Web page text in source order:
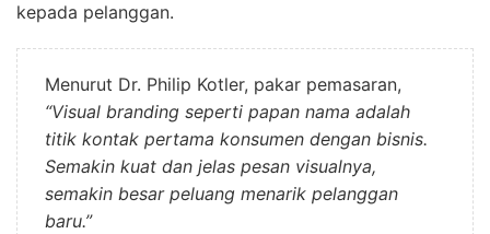
kepada pelanggan.
Menurut Dr. Philip Kotler, pakar pemasaran,
“Visual branding seperti papan nama adalah
titik kontak pertama konsumen dengan bisnis.
Semakin kuat dan jelas pesan visualnya,
semakin besar peluang menarik pelanggan
baru.”